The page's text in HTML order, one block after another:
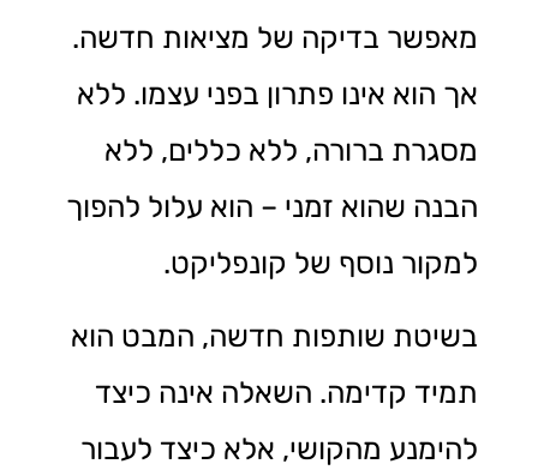
מאפשר בדיקה של מציאות חדשה.
אך הוא אינו פתרון בפני עצמו. ללא
מסגרת ברורה, ללא כללים, ללא
הבנה שהוא זמני – הוא עלול להפוך
למקור נוסף של קונפליקט.
בשיטת שותפות חדשה, המבט הוא
תמיד קדימה. השאלה אינה כיצד
להימנע מהקושי, אלא כיצד לעבור